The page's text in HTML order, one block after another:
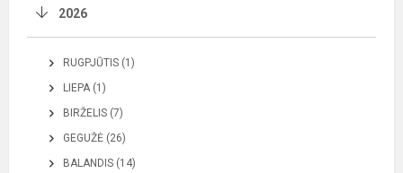
2026
RUGPJŪTIS (1)
LIEPA (1)
BIRŽELIS (7)
GEGUŽĖ (26)
BALANDIS (14)